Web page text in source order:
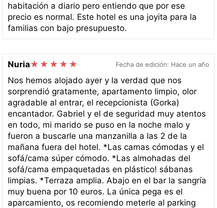
habitación a diario pero entiendo que por ese
precio es normal. Este hotel es una joyita para la
familias con bajo presupuesto.
Nuria Fecha de edición: Hace un año
Nos hemos alojado ayer y la verdad que nos
sorprendió gratamente, apartamento limpio, olor
agradable al entrar, el recepcionista (Gorka)
encantador. Gabriel y el de seguridad muy atentos
en todo, mi marido se puso en la noche malo y
fueron a buscarle una manzanilla a las 2 de la
mañana fuera del hotel. *Las camas cómodas y el
sofá/cama súper cómodo. *Las almohadas del
sofá/cama empaquetadas en plástico! sábanas
limpias. *Terraza amplia. Abajo en el bar la sangría
muy buena por 10 euros. La única pega es el
aparcamiento, os recomiendo meterle al parking